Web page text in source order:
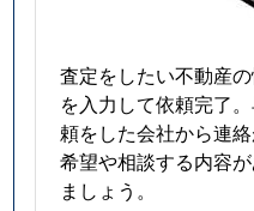
査定をしたい不動産
を入力して依頼完了
頼をした会社から連絡
希望や相談する内容
ましょう。